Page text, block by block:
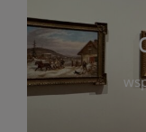
którym można
i jej
uroczyste
czytelników.
by